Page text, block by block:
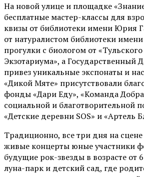
На новой улице и площадке
бесплатные мастер-классы для
квизы от библиотеки имени Юрия
от натуралистом библиотеки
прогулки с биологом от
Экзотариума», а Государственный
привез уникальные экспонаты и
«Дикой Мяте» присутствовали
фонды «Дари Еду», «Команда
социальной и благотворительной
«Детские деревни SOS» и «Артель
Традиционно, все три дня на сцене
живые концерты юные участники
будущие рок-звезды в возрасте от
луна-парк и детский сад, где